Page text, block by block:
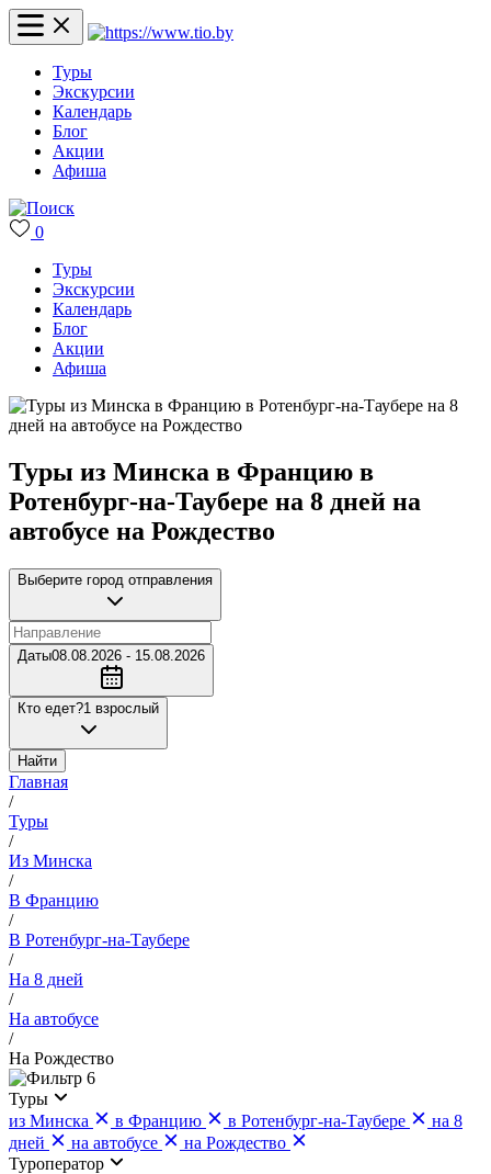
Туры
Экскурсии
Календарь
Блог
Акции
Афиша
0
Туры
Экскурсии
Календарь
Блог
Акции
Афиша
Туры из Минска в Францию в
Ротенбург-на-Таубере на 8 дней на
автобусе на Рождество
Выберите город отправления
Даты08.08.2026 - 15.08.2026
Кто едет?1 взрослый
Найти
Главная
/
Туры
/
Из Минска
/
В Францию
/
В Ротенбург-на-Таубере
/
На 8 дней
/
На автобусе
/
На Рождество
6
Туры
из Минска
в Францию в Ротенбург-на-Таубере
на 8
дней
на автобусе
на Рождество
Туроператор